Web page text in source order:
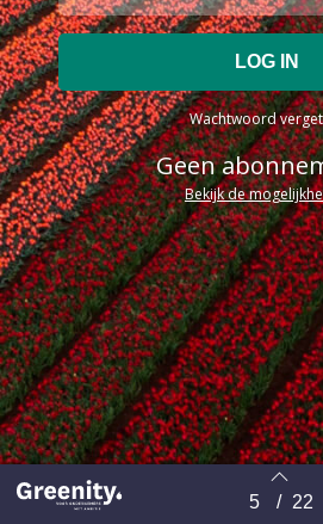
Terug naar overzicht 5 / 22
Wachtwoord
Geen
Bekijk de